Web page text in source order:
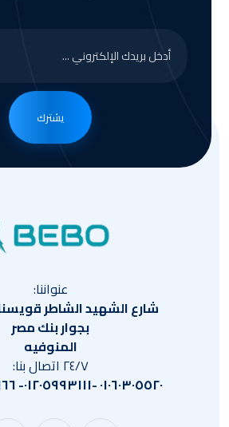
يشترك
عنواننا:
شارع الشهيد الشاطر
بجوار بنك مصر
المنوفيه
٢٤/٧ اتصال بنا:
٠١٠٦٠٣٠٥٥٢٠ -٠١٢٠٥٩٩٣١١١- ٠١٢٨٧٨٤٣٦٦٦